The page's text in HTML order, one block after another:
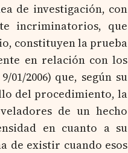
de investigación, con
incriminatorios, que
constituyen la prueba
en relación con los
2006) que, según su
del procedimiento, la
de un hecho
en cuanto a su
de existir cuando esos